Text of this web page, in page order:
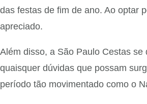
das festas de fim de ano. Ao optar
apreciado.
Além disso, a São Paulo Cestas
quaisquer dúvidas que possam
período tão movimentado como o